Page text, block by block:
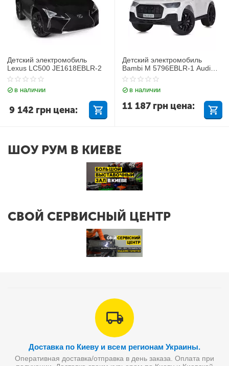
Детский электромобиль
Lexus LC500 JE1618EBLR-2
в наличии
9 142 грн цена:
Детский электромобиль
Bambi M 5796EBLR-1 Audi
Q7
в наличии
11 187 грн цена:
ШОУ РУМ В КИЕВЕ
СВОЙ СЕРВИСНЫЙ ЦЕНТР
Доставка по Киеву и всем регионам Украины.
Оперативная доставка/отправка в день заказа. Оплата при